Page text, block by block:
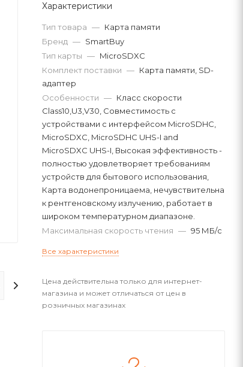
ДОПОЛНИТЕЛЬНО
Характеристики
Тип товара — Карта памяти
Бренд — SmartBuy
Тип карты — MicroSDXC
Комплект поставки — Карта памяти, SD-
адаптер
Особенности — Класс скорости
Class10,U3,V30, Совместимость с
устройствами с интерфейсом MicroSDHC,
MicroSDXC, MicroSDHC UHS-I and
MicroSDXC UHS-I, Высокая эффективность -
полностью удовлетворяет требованиям
устройств для бытового использования,
Карта водонепроницаема, нечувствительна
к рентгеновскому излучению, работает в
широком температурном диапазоне.
Максимальная скорость чтения — 95 МБ/с
Все характеристики
Цена действительна только для интернет-
магазина и может отличаться от цен в
розничных магазинах